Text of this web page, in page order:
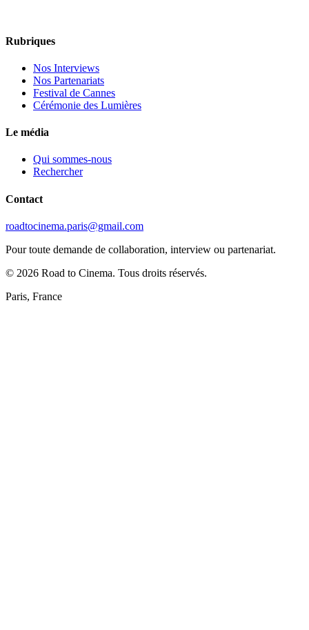
Rubriques
Nos Interviews
Nos Partenariats
Festival de Cannes
Cérémonie des Lumières
Le média
Qui sommes-nous
Rechercher
Contact
roadtocinema.paris@gmail.com
Pour toute demande de collaboration, interview ou partenariat.
© 2026 Road to Cinema. Tous droits réservés.
Paris, France